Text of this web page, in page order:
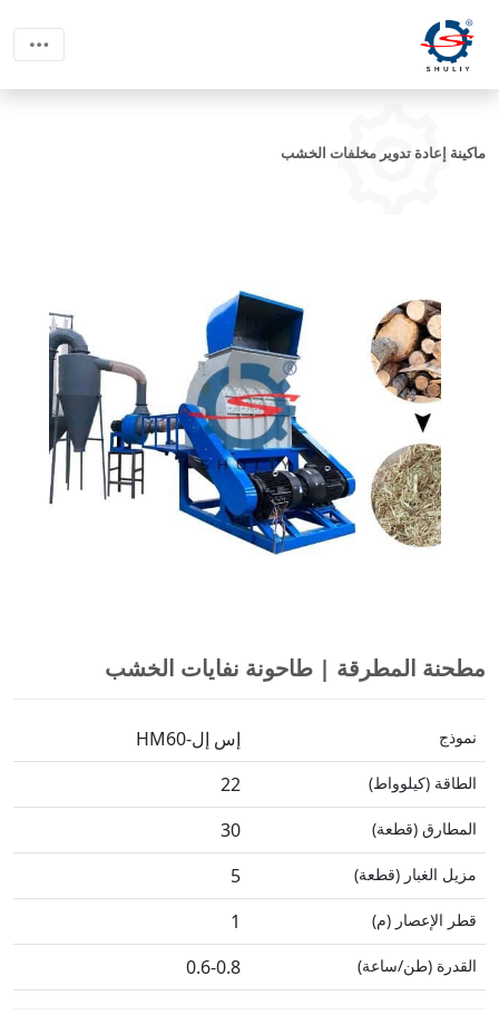
ماكينة إعادة تدوير مخلفات الخشب
مطحنة المطرقة | طاحونة نفايات الخشب
نموذج إس إل-HM60
الطاقة (كيلوواط) 22
المطارق (قطعة) 30
مزيل الغبار (قطعة) 5
قطر الإعصار (م) 1
القدرة (طن/ساعة) 0.6-0.8